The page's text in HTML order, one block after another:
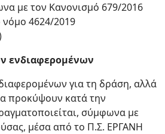
με τον Κανονισμό 679/2016
νόμο 4624/2019
ενδιαφερομένων
για τη δράση, αλλά
προκύψουν κατά την
σύμφωνα με
μέσα από το Π.Σ. ΕΡΓΑΝΗ